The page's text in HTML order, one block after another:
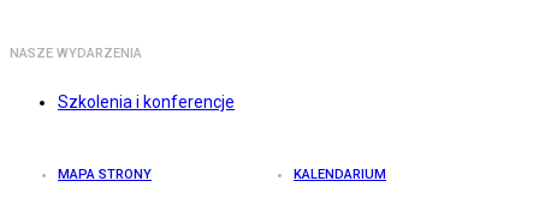
NASZE WYDARZENIA
Szkolenia i konferencje
MAPA STRONY KALENDARIUM